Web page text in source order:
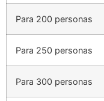
Para 200 personas
Para 250 personas
Para 300 personas